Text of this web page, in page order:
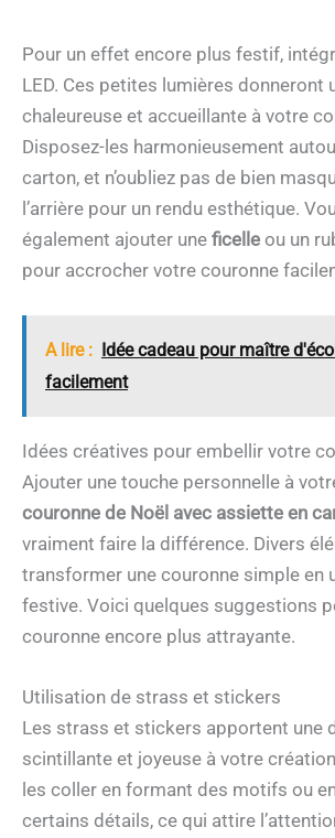
Pour un effet encore plus festif,
LED. Ces petites lumières donneront
chaleureuse et accueillante à votre
Disposez-les harmonieusement
carton, et n’oubliez pas de bien
l’arrière pour un rendu esthétique.
également ajouter une ficelle ou un
pour accrocher votre couronne
A lire : Idée cadeau pour maître
facilement
Idées créatives pour embellir votre
Ajouter une touche personnelle à
couronne de Noël avec assiette en
vraiment faire la différence. Divers
transformer une couronne simple en
festive. Voici quelques suggestions
couronne encore plus attrayante.
Utilisation de strass et stickers
Les strass et stickers apportent une
scintillante et joyeuse à votre
les coller en formant des motifs ou
certains détails, ce qui attire